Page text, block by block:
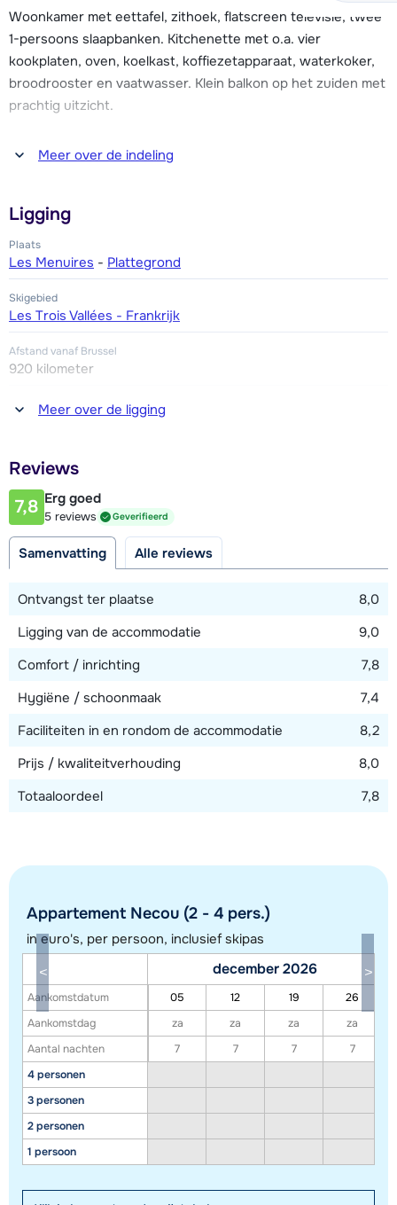
skibus vlak voor het gebouw. Met deze bus is het centrum
van Les Menuires gemakkelijk te bereiken. Winkels, bars en
restaurants vind je al op een afstand van 50 meter. De
skischool (met kinderopvang) en skiverhuur vind je op ca.
150 meter vanaf de appartementen.
Woonkamer met eettafel, zithoek, flatscreen televisie, twee
1-persoons slaapbanken. Kitchenette met o.a. vier
kookplaten, oven, koelkast, koffiezetapparaat, waterkoker,
broodrooster en vaatwasser. Klein balkon op het zuiden met
prachtig uitzicht.
Slaapkamer met een 2-persoonsbed. Badkamer met bad en
Dit appartement is gelegen op de zevende verdieping (met
lift).
Meer over de indeling
Ligging
Plaats
Les Menuires - Plattegrond
Skigebied
Les Trois Vallées - Frankrijk
Afstand vanaf Brussel
920 kilometer
Afstand tot winkel(s)
50 - 75 meter
50 - 75 meter
Afstand tot piste
25 - 50 meter
25 meter
Bekijk kaart
Toon alle accommodaties in dit gebied
Deze kaart geeft een indicatie van de ligging van onze accommodaties. De
exacte locatie kan enigszins afwijken.
Meer over de ligging
Reviews
7,8 Erg goed
5 reviews Geverifieerd
Samenvatting Alle reviews
Ontvangst ter plaatse
8,0
Ligging van de accommodatie
9,0
Comfort / inrichting
7,8
Hygiëne / schoonmaak
7,4
Faciliteiten in en rondom de accommodatie
8,2
Prijs / kwaliteitverhouding
8,0
Totaaloordeel
7,8
Appartement Necou (2 - 4 pers.)
in euro's, per persoon, inclusief skipas
Aankomstdatum
Aankomstdag
Aantal nachten
4 personen
3 personen
2 personen
1 persoon
december 2026
05 12 19
26
za
za za
za
7
7 7 7